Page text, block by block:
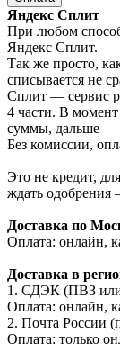
Яндекс Сплит
При любом
Яндекс Сплит.
Так же просто,
списывается не
Сплит — сервис
4 части. В
суммы, дальше —
Без комиссии,
Это не кредит,
ждать одобрения
Доставка по
Оплата: онлайн,
Доставка в
1. СДЭК (ПВЗ или
Оплата: онлайн,
2. Почта России
Оплата: только